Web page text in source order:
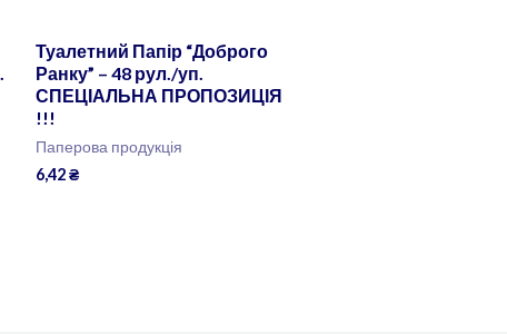
Туалетний Папір “Доброго
Ранку” – 48 рул./уп.
СПЕЦІАЛЬНА ПРОПОЗИЦІЯ
!!!
Паперова продукція
6,42₴